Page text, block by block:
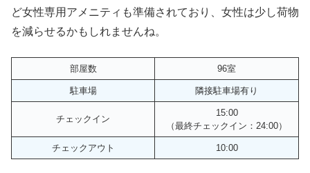
ど女性専用アメニティも準備されており、女性は少し荷物
を減らせるかもしれませんね。
部屋数 96室
駐車場 隣接駐車場有り
チェックイン
15:00
（最終チェックイン：24:00）
チェックアウト 10:00